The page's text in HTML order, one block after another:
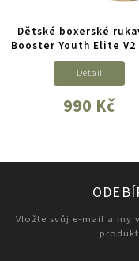
Dětské boxerské
Booster Youth Elite
990 Kč
Detail
Vložte svůj e-mail a my